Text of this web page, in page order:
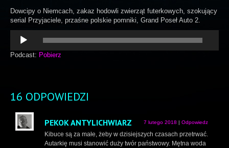
Dowcipy o Niemcach, zakaz hodowli zwierząt futerkowych, szokujący
serial Przyjaciele, przaśne polskie pomniki, Grand Poseł Auto 2.
Odtwarzacz
plików
dźwiękowych
Podcast: Pobierz
16 ODPOWIEDZI
PEKOK ANTYLICHWIARZ 7 lutego 2018 Odpowiedz
Kibuce są za małe, żeby w dzisiejszych czasach przetrwać.
Autarkię musi stanowić duży twór państwowy. Mętna woda